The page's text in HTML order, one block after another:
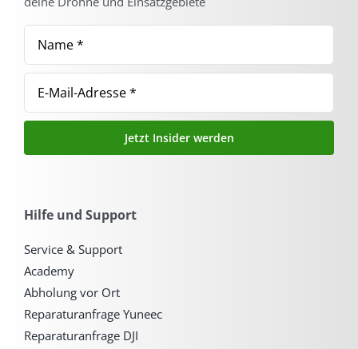
Jetzt Insider werden
Hilfe und Support
Service & Support
Academy
Abholung vor Ort
Reparaturanfrage Yuneec
Reparaturanfrage DJI